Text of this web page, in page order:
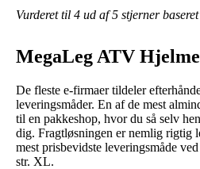
Vurderet til 4 ud af 5 stjerner
MegaLeg ATV
De fleste e-firmaer tildeler
leveringsmåder. En af de mest
til en pakkeshop, hvor du så selv
dig. Fragtløsningen er nemlig rigtig
mest prisbevidste leveringsmåde
str. XL.